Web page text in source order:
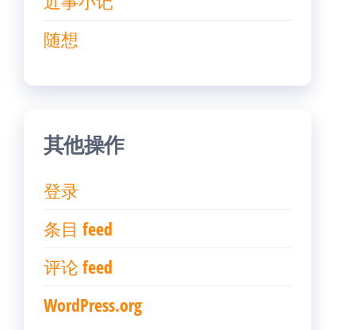
随想
其他操作
登录
条目 feed
评论 feed
WordPress.org